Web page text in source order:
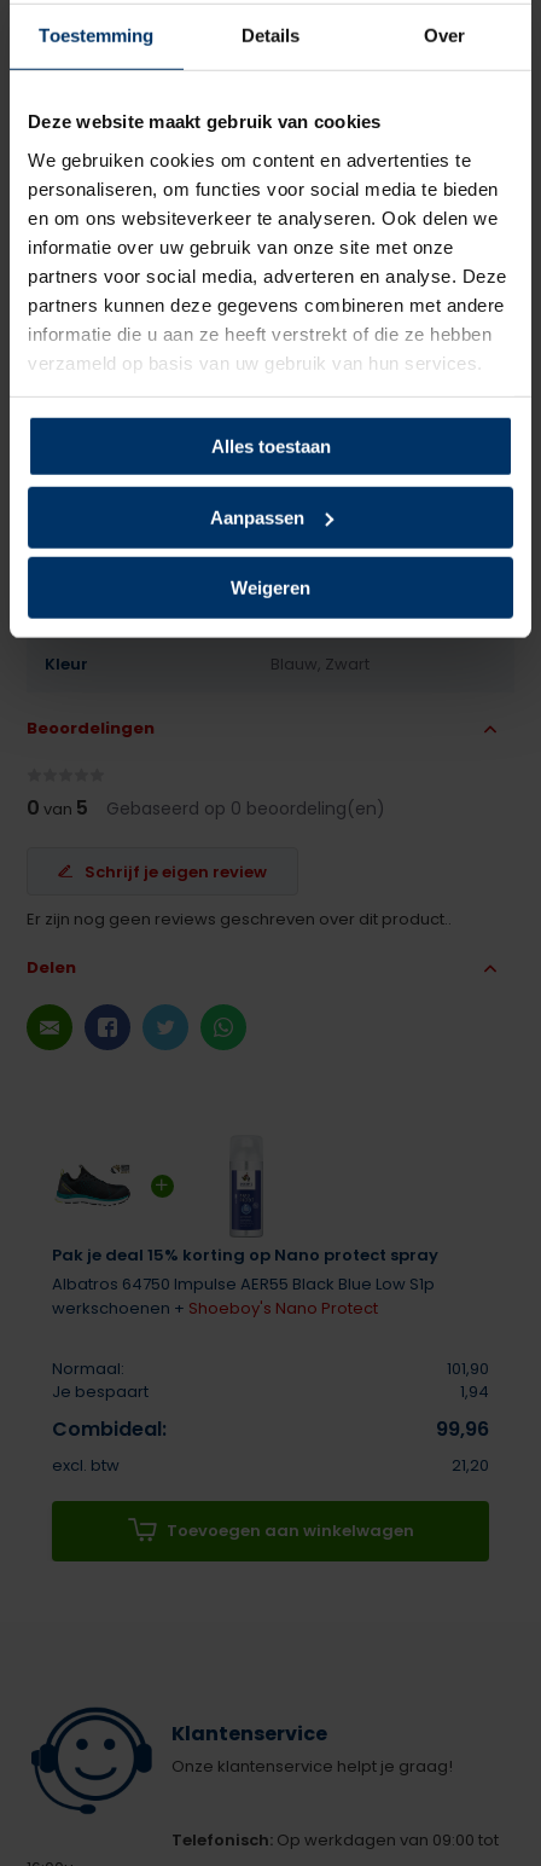
Toestemming Details Over
Deze website maakt gebruik van cookies
We gebruiken cookies om content en advertenties te
personaliseren, om functies voor social media te bieden
en om ons websiteverkeer te analyseren. Ook delen we
informatie over uw gebruik van onze site met onze
partners voor social media, adverteren en analyse. Deze
partners kunnen deze gegevens combineren met andere
informatie die u aan ze heeft verstrekt of die ze hebben
verzameld op basis van uw gebruik van hun services.
Alles toestaan
Aanpassen
Weigeren
Pak je deal 15% korting op Nano protect spray
Albatros 64750 Impulse AER55 Black Blue Low S1p
werkschoenen + Shoeboy's Nano Protect
Normaal:
101,90
Je bespaart
1,94
Combideal: 99,96
excl. btw 21,20
Toevoegen aan winkelwagen
Model Laag
Sluiting Veter
Bovenmateriaal Textiel
Voering Textiel
Kunststof
Antislip Ja
Kleur Blauw, Zwart
Beoordelingen
0 van 5 Gebaseerd op 0 beoordeling(en)
Schrijf je eigen review
Er zijn nog geen reviews geschreven over dit product..
Delen
Klantenservice
Onze klantenservice helpt je graag!
Telefonisch: Op werkdagen van 09:00 tot